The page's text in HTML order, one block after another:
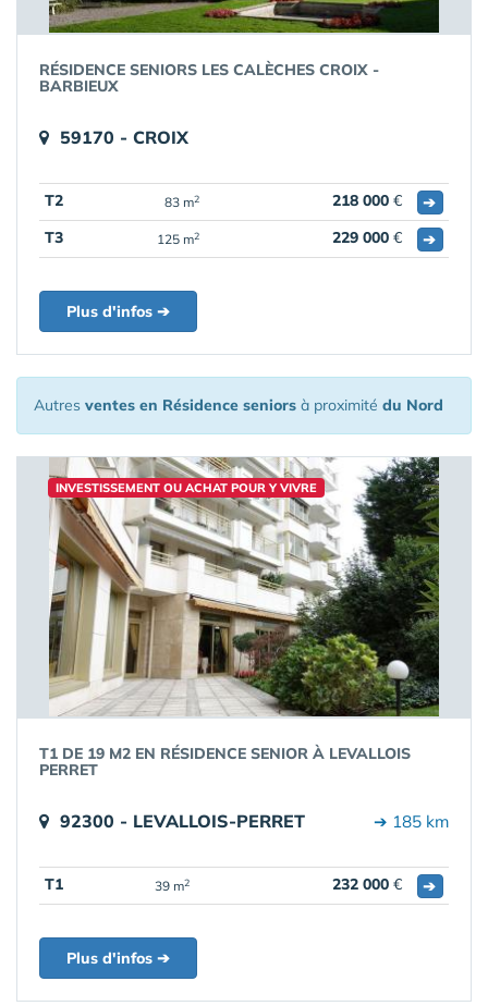
RÉSIDENCE SENIORS LES CALÈCHES CROIX -
BARBIEUX
59170 - CROIX
T2 83 m2 218 000 €
➔
T3
125 m2 229 000 € ➔
Plus d'infos ➔
Autres ventes en Résidence seniors à proximité du Nord
INVESTISSEMENT OU ACHAT POUR Y VIVRE
T1 DE 19 M2 EN RÉSIDENCE SENIOR À LEVALLOIS
PERRET
92300 - LEVALLOIS-PERRET ➔ 185 km
T1 39 m2 232 000 € ➔
Plus d'infos ➔